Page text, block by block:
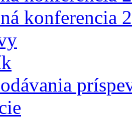
konferencia